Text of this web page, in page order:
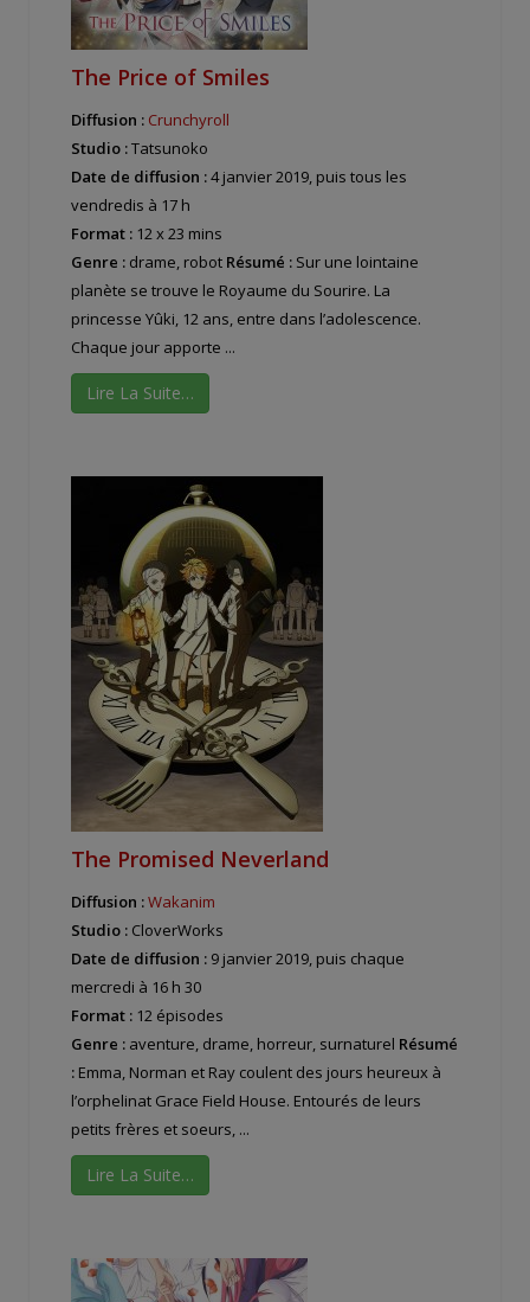
The Price of Smiles
Diffusion : Crunchyroll
Studio :Tatsunoko
Date de diffusion :4 janvier 2019, puis tous les
vendredis à 17 h
Format : 12 x 23 mins
Genre : drame, robot Résumé : Sur une lointaine
planète se trouve le Royaume du Sourire. La
princesse Yûki, 12 ans, entre dans l’adolescence.
Chaque jour apporte ...
Lire La Suite…
The Promised Neverland
Diffusion :Wakanim
Studio : CloverWorks
Date de diffusion : 9 janvier 2019, puis chaque
mercredi à 16 h 30
Format : 12 épisodes
Genre : aventure, drame, horreur, surnaturel Résumé
: Emma, Norman et Ray coulent des jours heureux à
l’orphelinat Grace Field House. Entourés de leurs
petits frères et soeurs, ...
Lire La Suite…